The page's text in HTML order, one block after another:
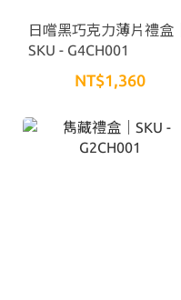
日嚐黑巧克力薄片禮盒｜
SKU - G4CH001
NT$1,360